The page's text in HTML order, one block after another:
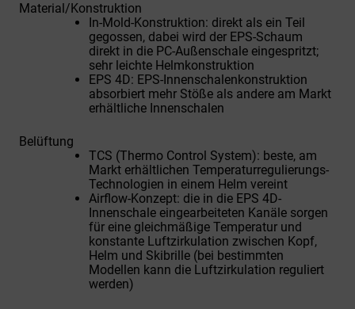
Material/Konstruktion
In-Mold-Konstruktion: direkt als ein Teil
gegossen, dabei wird der EPS-Schaum
direkt in die PC-Außenschale eingespritzt;
sehr leichte Helmkonstruktion
EPS 4D: EPS-Innenschalenkonstruktion
absorbiert mehr Stöße als andere am Markt
erhältliche Innenschalen
Belüftung
TCS (Thermo Control System): beste, am
Markt erhältlichen Temperaturregulierungs-
Technologien in einem Helm vereint
Airflow-Konzept: die in die EPS 4D-
Innenschale eingearbeiteten Kanäle sorgen
für eine gleichmäßige Temperatur und
konstante Luftzirkulation zwischen Kopf,
Helm und Skibrille (bei bestimmten
Modellen kann die Luftzirkulation reguliert
werden)